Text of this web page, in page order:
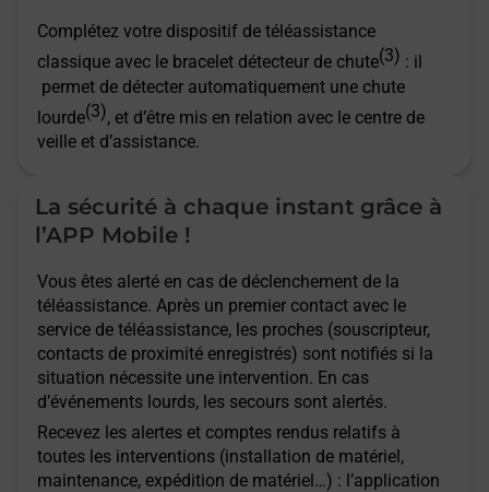
Complétez votre dispositif de téléassistance
classique avec le bracelet détecteur de chute(3) : il
permet de détecter automatiquement une chute
lourde(3), et d’être mis en relation avec le centre de
veille et d’assistance.
La sécurité à chaque instant grâce à
l’APP Mobile !
Vous êtes alerté en cas de déclenchement de la
téléassistance. Après un premier contact avec le
service de téléassistance, les proches (souscripteur,
contacts de proximité enregistrés) sont notifiés si la
situation nécessite une intervention. En cas
d’événements lourds, les secours sont alertés.
Recevez les alertes et comptes rendus relatifs à
toutes les interventions (installation de matériel,
maintenance, expédition de matériel…) : l’application